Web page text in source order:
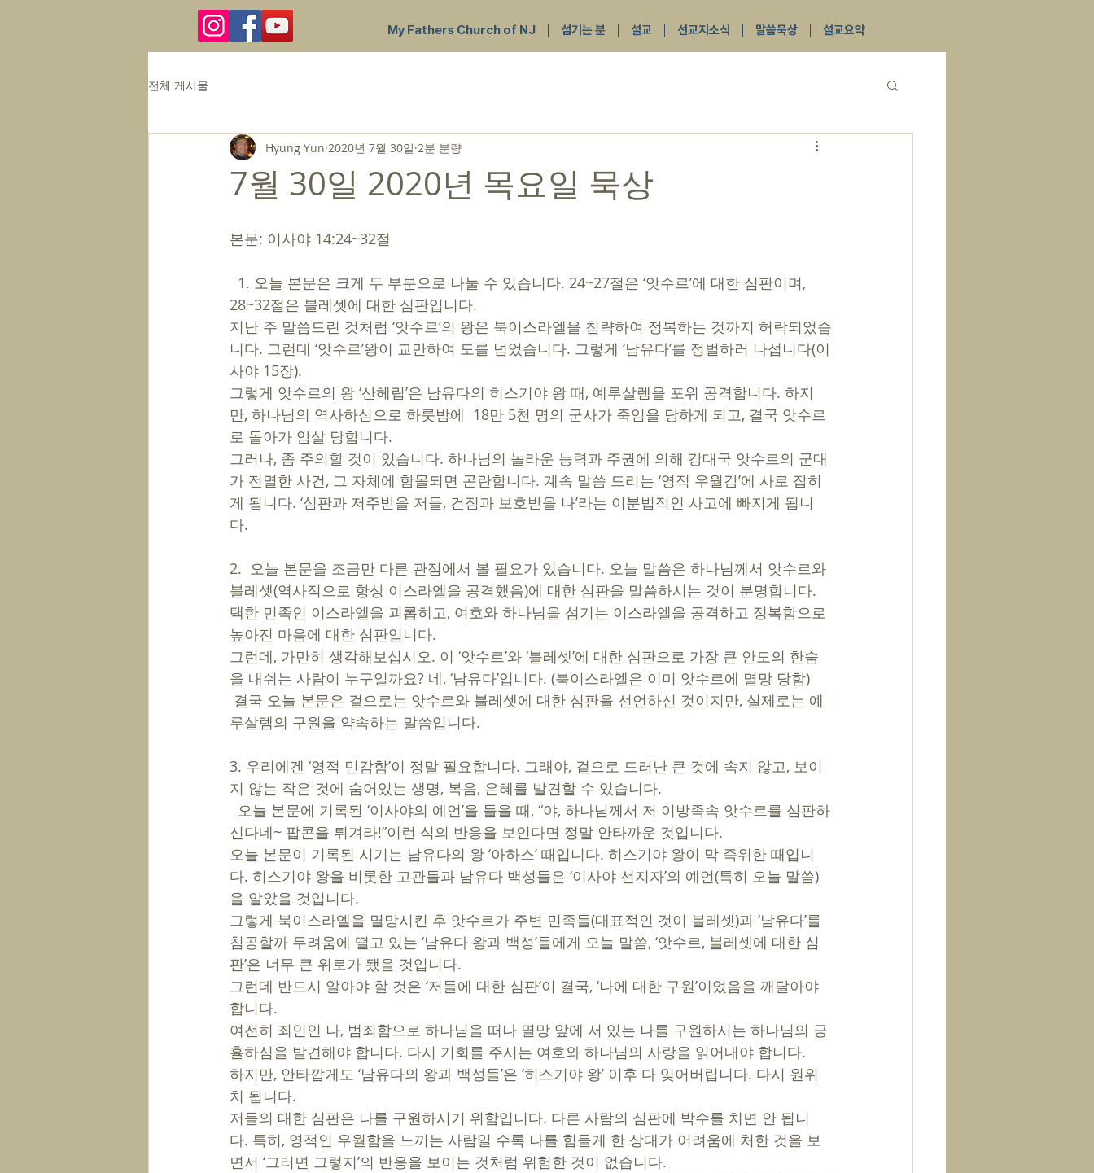
My Fathers Church of NJ 섬기는 분 설교 선교지소식 말씀묵상 설교요약
전체 게시물
7월 30일 2020년 목요일 묵상
Hyung Yun 2020년 7월 30일 2분 분량
본문: 이사야 14:24~32절
28~32절은 블레셋에 대한 심판입니다.
지난 주 말씀드린 것처럼 ‘앗수르’의 왕은 북이스라엘을 침략하여 정복하는 것까지 허락되었습
니다. 그런데 ‘앗수르’왕이 교만하여 도를 넘었습니다. 그렇게 ‘남유다’를 정벌하러 나섭니다(이
사야 15장).
그렇게 앗수르의 왕 ‘산헤립’은 남유다의 히스기야 왕 때, 예루살렘을 포위 공격합니다. 하지
만, 하나님의 역사하심으로 하룻밤에  18만 5천 명의 군사가 죽임을 당하게 되고, 결국 앗수르
로 돌아가 암살 당합니다.
그러나, 좀 주의할 것이 있습니다. 하나님의 놀라운 능력과 주권에 의해 강대국 앗수르의 군대
가 전멸한 사건, 그 자체에 함몰되면 곤란합니다. 계속 말씀 드리는 ‘영적 우월감’에 사로 잡히
게 됩니다. ‘심판과 저주받을 저들, 건짐과 보호받을 나’라는 이분법적인 사고에 빠지게 됩니
다.
2.  오늘 본문을 조금만 다른 관점에서 볼 필요가 있습니다. 오늘 말씀은 하나님께서 앗수르와
블레셋(역사적으로 항상 이스라엘을 공격했음)에 대한 심판을 말씀하시는 것이 분명합니다.
택한 민족인 이스라엘을 괴롭히고, 여호와 하나님을 섬기는 이스라엘을 공격하고 정복함으로
높아진 마음에 대한 심판입니다.
그런데, 가만히 생각해보십시오. 이 ‘앗수르’와 ‘블레셋’에 대한 심판으로 가장 큰 안도의 한숨
을 내쉬는 사람이 누구일까요? 네, ‘남유다’입니다. (북이스라엘은 이미 앗수르에 멸망 당함)
루살렘의 구원을 약속하는 말씀입니다.
3. 우리에겐 ‘영적 민감함’이 정말 필요합니다. 그래야, 겉으로 드러난 큰 것에 속지 않고, 보이
지 않는 작은 것에 숨어있는 생명, 복음, 은혜를 발견할 수 있습니다.
신다네~ 팝콘을 튀겨라!”이런 식의 반응을 보인다면 정말 안타까운 것입니다.
오늘 본문이 기록된 시기는 남유다의 왕 ‘아하스’ 때입니다. 히스기야 왕이 막 즉위한 때입니
다. 히스기야 왕을 비롯한 고관들과 남유다 백성들은 ‘이사야 선지자’의 예언(특히 오늘 말씀)
을 알았을 것입니다.
그렇게 북이스라엘을 멸망시킨 후 앗수르가 주변 민족들(대표적인 것이 블레셋)과 ‘남유다’를
침공할까 두려움에 떨고 있는 ‘남유다 왕과 백성’들에게 오늘 말씀, ‘앗수르, 블레셋에 대한 심
판’은 너무 큰 위로가 됐을 것입니다.
그런데 반드시 알아야 할 것은 ‘저들에 대한 심판’이 결국, ‘나에 대한 구원’이었음을 깨달아야
합니다.
여전히 죄인인 나, 범죄함으로 하나님을 떠나 멸망 앞에 서 있는 나를 구원하시는 하나님의 긍
휼하심을 발견해야 합니다. 다시 기회를 주시는 여호와 하나님의 사랑을 읽어내야 합니다.
하지만, 안타깝게도 ‘남유다의 왕과 백성들’은 ‘히스기야 왕’ 이후 다 잊어버립니다. 다시 원위
치 됩니다.
저들의 대한 심판은 나를 구원하시기 위함입니다. 다른 사람의 심판에 박수를 치면 안 됩니
다. 특히, 영적인 우월함을 느끼는 사람일 수록 나를 힘들게 한 상대가 어려움에 처한 것을 보
면서 ‘그러면 그렇지’의 반응을 보이는 것처럼 위험한 것이 없습니다.